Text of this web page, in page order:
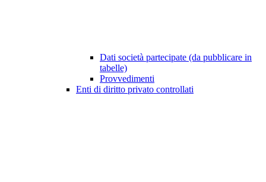
Dati società partecipate (da pubblicare in
tabelle)
Provvedimenti
Enti di diritto privato controllati